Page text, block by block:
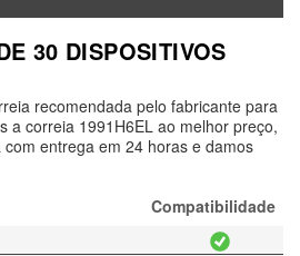
30 DISPOSITIVOS
recomendada pelo fabricante para
a correia 1991H6EL ao melhor preço,
entrega em 24 horas e damos
Compatibilidade